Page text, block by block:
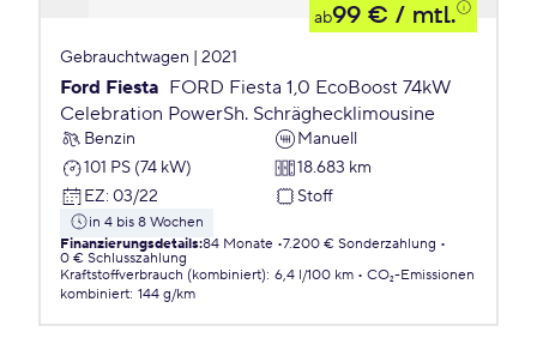
ab99 € / mtl.
Gebrauchtwagen | 2021
Ford Fiesta FORD Fiesta 1,0 EcoBoost 74kW
Celebration PowerSh. Schräghecklimousine
Benzin
Manuell
101 PS (74 kW)
18.683 km
EZ: 03/22 Stoff
in 4 bis 8 Wochen
Finanzierungsdetails:84 Monate 7.200 € Sonderzahlung
0 € Schlusszahlung
Kraftstoffverbrauch (kombiniert): 6,4 l/100 km
CO₂-Emissionen
kombiniert: 144 g/km